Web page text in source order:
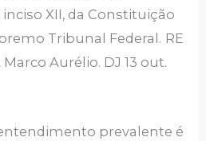
inciso XII, da Constituição
Tribunal Federal. RE
Marco Aurélio. DJ 13 out.
prevalente é